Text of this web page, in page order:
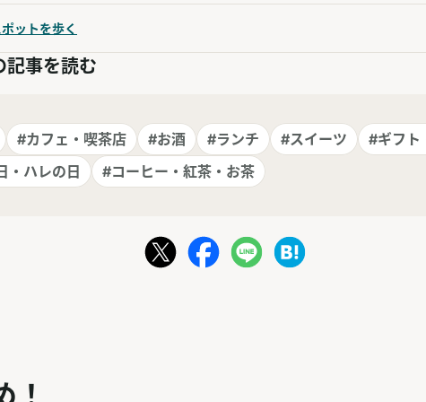
ットを歩く
記事を読む
#カフェ・喫茶店 #お酒 #ランチ #スイーツ
#ギフト
・ハレの日
#コーヒー・紅茶・お茶